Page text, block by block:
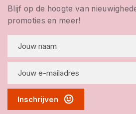
Blijf op de hoogte van
promoties en meer!
Inschrijven